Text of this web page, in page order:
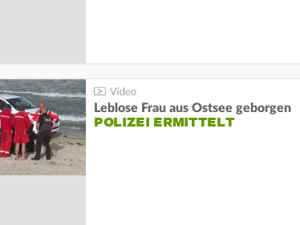
Leblose Frau aus Ostsee geborgen
POLIZEI ERMITTELT